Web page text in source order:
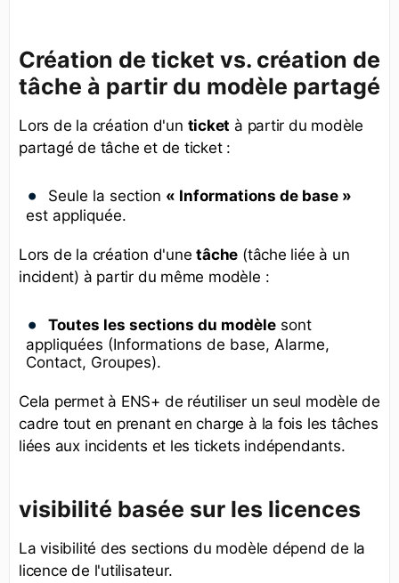
Création de ticket vs. création de
tâche à partir du modèle partagé
Lors de la création d'un ticket à partir du modèle
partagé de tâche et de ticket :
Seule la section « Informations de base »
est appliquée.
Lors de la création d'unetâche (tâche liée à un
incident) à partir du même modèle :
Toutes les sections du modèle sont
appliquées (Informations de base, Alarme,
Contact, Groupes).
Cela permet à ENS+ de réutiliser un seul modèle de
cadre tout en prenant en charge à la fois les tâches
liées aux incidents et les tickets indépendants.
visibilité basée sur les licences
La visibilité des sections du modèle dépend de la
licence de l'utilisateur.